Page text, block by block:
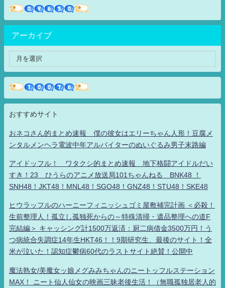
アーカイブ
おすすめサイト
おネコさん的まとめ速報 僕の彼女はエリーちゃん人形！豆腐メ
ンタルメンヘラ電波中年アルバイターのぬいぐるみ男子末路編
アイドッフル！ ワタクシ的まとめ速報 地下格闘アイドルだい
すき！23 ひうらのアニメ放送局101ちゃんねる BNK48 ！
SNH48！JKT48！MNL48！SGO48！GNZ48！STU48！SKE48
ヒウラッフルのハーニーフィニッシュゴミ屋敷補完計画 ＜必殺！
生前整理人！孤立し孤独死からの～特殊清掃・遺品整理への道F
完結編＞ キャッシング計1500万返済：厨二病借金3500万円！う
つ病統合失調症14年生HKT46！！9期研究生、最後のサイト！全
米が泣いた！認知症鬱病60代のラストサイト絶賛！公開中
魔法熟女/美魔女ッ娘メグみみちゃんのニートッフルステーション
MAX！ ニート仙人仙女の映画三昧老後生活！（無職孤独居老人的